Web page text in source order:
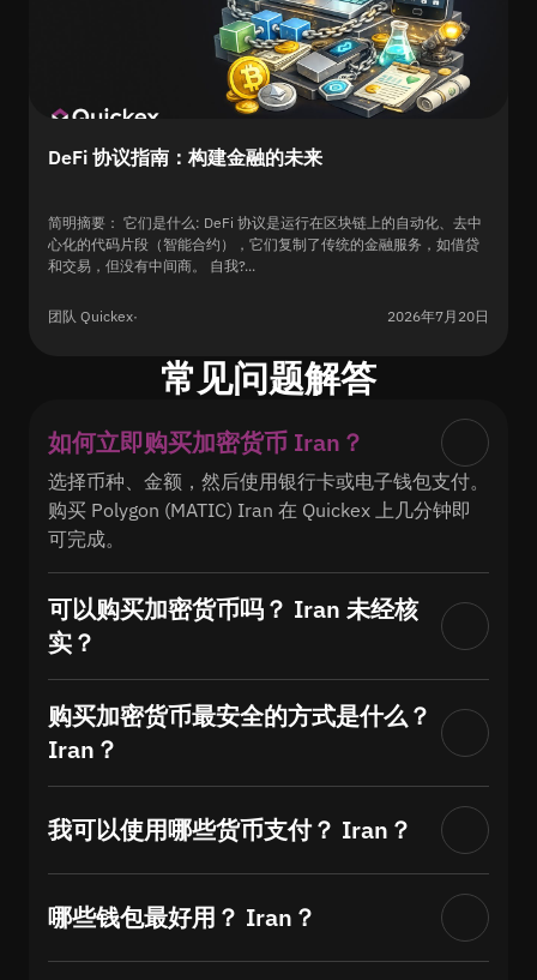
DeFi 协议指南：构建金融的未来
简明摘要： 它们是什么: DeFi 协议是运行在区块链上的自动化、去中
心化的代码片段（智能合约），它们复制了传统的金融服务，如借贷
和交易，但没有中间商。 自我?...
团队 Quickex· 2026年7月20日
常见问题解答
如何立即购买加密货币 Iran？
选择币种、金额，然后使用银行卡或电子钱包支付。
购买 Polygon (MATIC) Iran 在 Quickex 上几分钟即
可完成。
可以购买加密货币吗？ Iran 未经核
实？
购买加密货币最安全的方式是什么？
Iran？
我可以使用哪些货币支付？ Iran？
哪些钱包最好用？ Iran？